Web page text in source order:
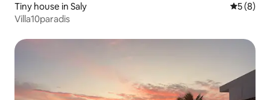
Tiny house in Saly
5 (8)
Villa10paradis